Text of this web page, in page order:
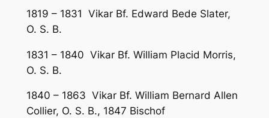
1819 – 1831 Vikar Bf. Edward Bede Slater,
O. S. B.
1831 – 1840 Vikar Bf. William Placid Morris,
O. S. B.
1840 – 1863 Vikar Bf. William Bernard Allen
Collier, O. S. B., 1847 Bischof